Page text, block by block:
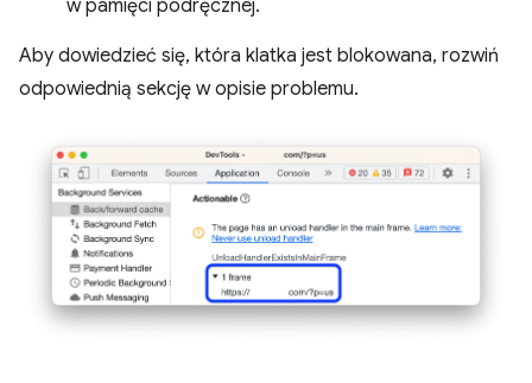
w pamięci podręcznej.
Aby dowiedzieć się, która klatka jest blokowana, rozwiń
odpowiednią sekcję w opisie problemu.